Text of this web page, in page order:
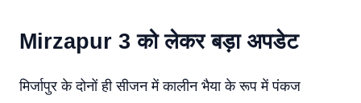
Mirzapur 3 को लेकर बड़ा अपडेट
मिर्जापुर के दोनों ही सीजन में कालीन भैया के रूप में पंकज